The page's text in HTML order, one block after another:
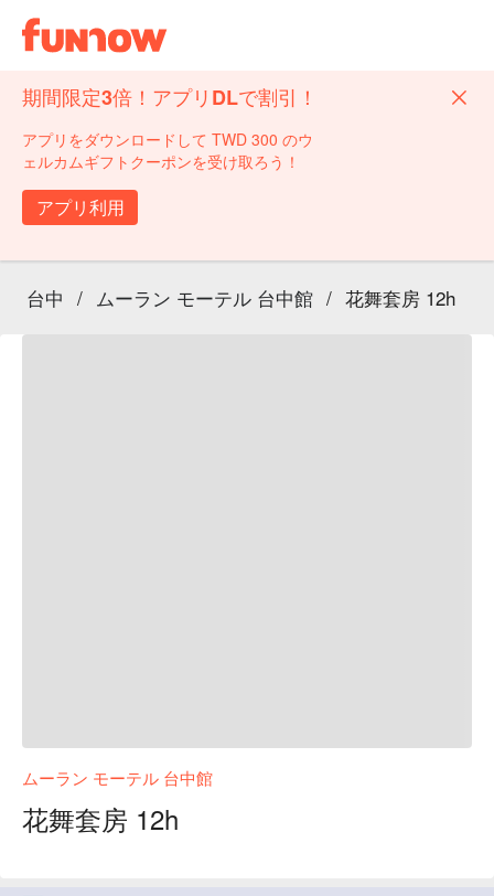
期間限定3倍！アプリDLで割引！
アプリをダウンロードして TWD 300 のウ
ェルカムギフトクーポンを受け取ろう！
アプリ利用
台中 / ムーラン モーテル 台中館 / 花舞套房 12h
ムーラン モーテル 台中館
花舞套房 12h